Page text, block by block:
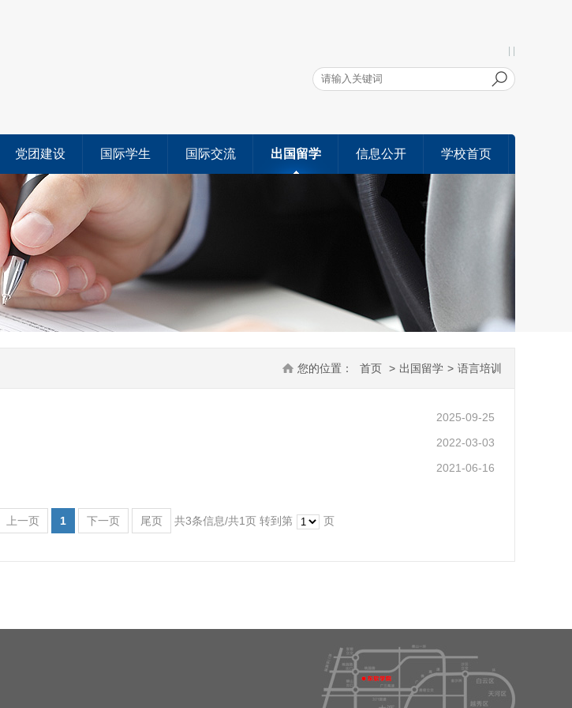
党团建设 国际学生 国际交流 出国留学 信息公开 学校首页
您的位置： 首页 > 出国留学 > 语言培训
2025-09-25
2022-03-03
2021-06-16
上一页 1 下一页 尾页 共3条信息/共1页 转到第 页